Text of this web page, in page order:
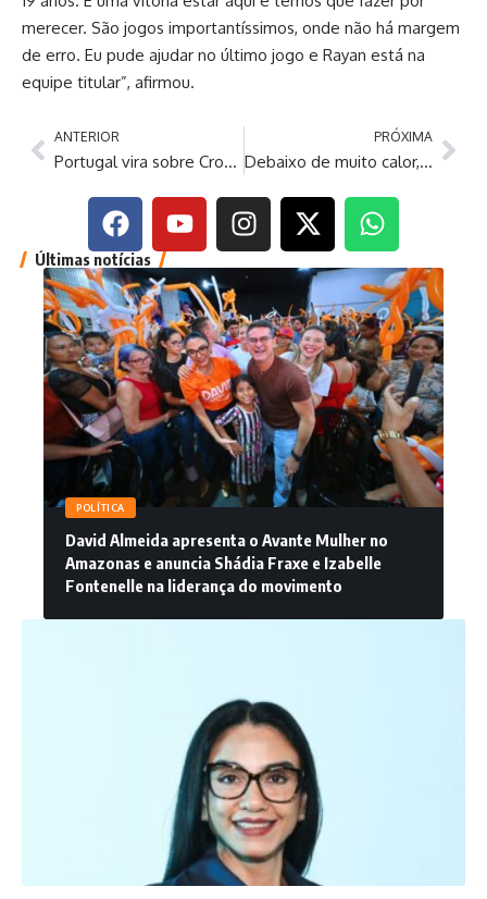
merecer. São jogos importantíssimos, onde não há margem
de erro. Eu pude ajudar no último jogo e Rayan está na
equipe titular”, afirmou.
ANTERIOR
Portugal vira sobre Croácia e vai às oitavas com gols de CR7 e Ramos
PRÓXIMA
Debaixo de muito calor, Brasil segue preparação para encarar Noruega
Últimas notícias
POLÍTICA
David Almeida apresenta o Avante Mulher no
Amazonas e anuncia Shádia Fraxe e Izabelle
Fontenelle na liderança do movimento